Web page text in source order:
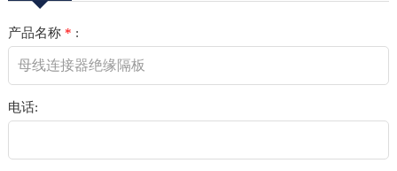
产品名称* :
电话: